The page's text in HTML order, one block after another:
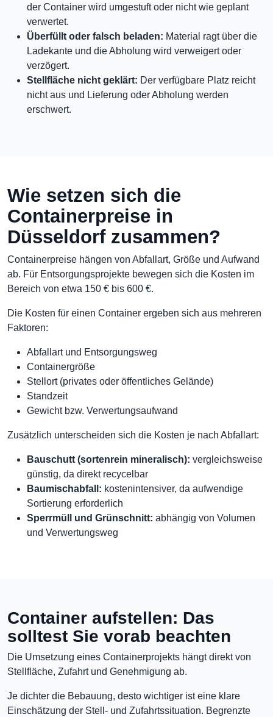
der Container wird umgestuft oder nicht wie geplant
verwertet.
Überfüllt oder falsch beladen: Material ragt über die
Ladekante und die Abholung wird verweigert oder
verzögert.
Stellfläche nicht geklärt: Der verfügbare Platz reicht
nicht aus und Lieferung oder Abholung werden
erschwert.
Wie setzen sich die
Containerpreise in
Düsseldorf zusammen?
Containerpreise hängen von Abfallart, Größe und Aufwand
ab. Für Entsorgungsprojekte bewegen sich die Kosten im
Bereich von etwa 150 € bis 600 €.
Die Kosten für einen Container ergeben sich aus mehreren
Faktoren:
Abfallart und Entsorgungsweg
Containergröße
Stellort (privates oder öffentliches Gelände)
Standzeit
Gewicht bzw. Verwertungsaufwand
Zusätzlich unterscheiden sich die Kosten je nach Abfallart:
Bauschutt (sortenrein mineralisch): vergleichsweise
günstig, da direkt recycelbar
Baumischabfall: kostenintensiver, da aufwendige
Sortierung erforderlich
Sperrmüll und Grünschnitt: abhängig von Volumen
und Verwertungsweg
Container aufstellen: Das
solltest Sie vorab beachten
Die Umsetzung eines Containerprojekts hängt direkt von
Stellfläche, Zufahrt und Genehmigung ab.
Je dichter die Bebauung, desto wichtiger ist eine klare
Einschätzung der Stell- und Zufahrtssituation. Begrenzte